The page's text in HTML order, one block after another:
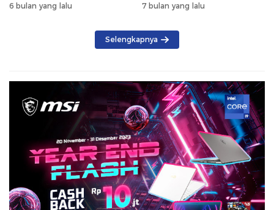
6 bulan yang lalu 7 bulan yang lalu
Selengkapnya